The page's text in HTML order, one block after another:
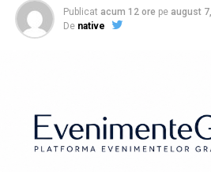
Publicat acum 12 ore pe august
De native